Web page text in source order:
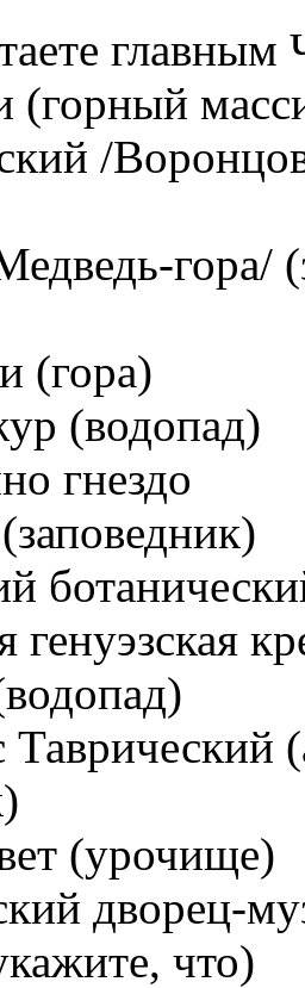
(горный
/
гора/
(гора)
(водопад)
гнездо
генуэзская
Таврический
(урочище)
дворец-
что)